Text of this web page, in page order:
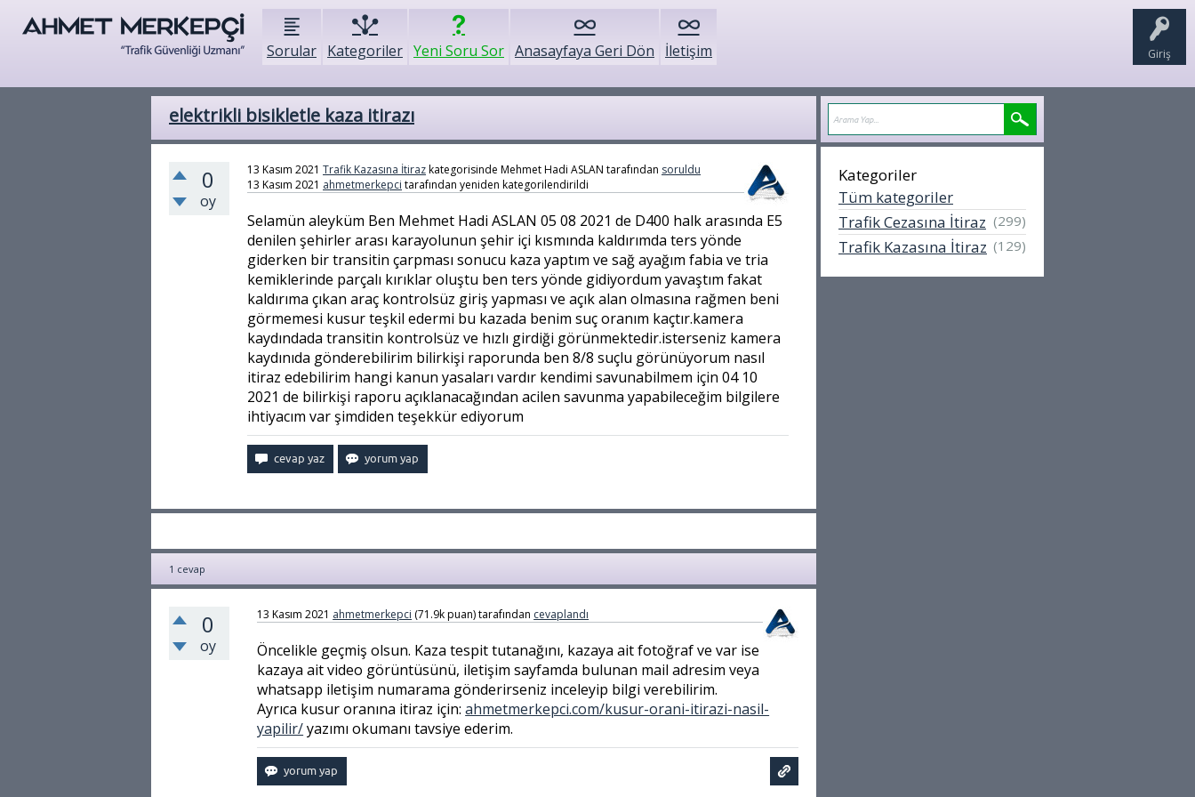
Giriş
Sorular Kategoriler Yeni Soru Sor Anasayfaya Geri Dön İletişim
elektrikli bisikletle kaza itirazı
0
oy
13 Kasım 2021 Trafik Kazasına İtirazkategorisinde Mehmet Hadi ASLAN tarafından soruldu
13 Kasım 2021 ahmetmerkepci tarafından yeniden kategorilendirildi
Selamün aleyküm Ben Mehmet Hadi ASLAN 05 08 2021 de D400 halk arasında E5
denilen şehirler arası karayolunun şehir içi kısmında kaldırımda ters yönde
giderken bir transitin çarpması sonucu kaza yaptım ve sağ ayağım fabia ve tria
kemiklerinde parçalı kırıklar oluştu ben ters yönde gidiyordum yavaştım fakat
kaldırıma çıkan araç kontrolsüz giriş yapması ve açık alan olmasına rağmen beni
görmemesi kusur teşkil edermi bu kazada benim suç oranım kaçtır.kamera
kaydındada transitin kontrolsüz ve hızlı girdiği görünmektedir.isterseniz kamera
kaydınıda gönderebilirim bilirkişi raporunda ben 8/8 suçlu görünüyorum nasıl
itiraz edebilirim hangi kanun yasaları vardır kendimi savunabilmem için 04 10
2021 de bilirkişi raporu açıklanacağından acilen savunma yapabileceğim bilgilere
ihtiyacım var şimdiden teşekkür ediyorum
1 cevap
0
oy
13 Kasım 2021 ahmetmerkepci (71.9kpuan)tarafından cevaplandı
Öncelikle geçmiş olsun. Kaza tespit tutanağını, kazaya ait fotoğraf ve var ise
kazaya ait video görüntüsünü, iletişim sayfamda bulunan mail adresim veya
whatsapp iletişim numarama gönderirseniz inceleyip bilgi verebilirim.
Ayrıca kusur oranına itiraz için:ahmetmerkepci.com/kusur-orani-itirazi-nasil-
yapilir/yazımı okumanı tavsiye ederim.
Kategoriler
Tüm kategoriler
Trafik Cezasına İtiraz (299)
Trafik Kazasına İtiraz (129)